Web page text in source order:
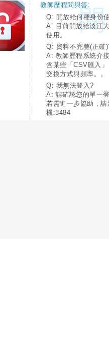
教師歷程問與答:
Q: 開放給何種身份
A: 目前開放給淡江
使用。
Q: 資料不完整(正確
A: 教師歷程系統介
含某些「CSV匯入
交換方式與頻率。。
Q: 我無法登入?
A: 請確認您的單一
若需進一步協助，
機:3484